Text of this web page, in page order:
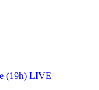
(19h) LIVE